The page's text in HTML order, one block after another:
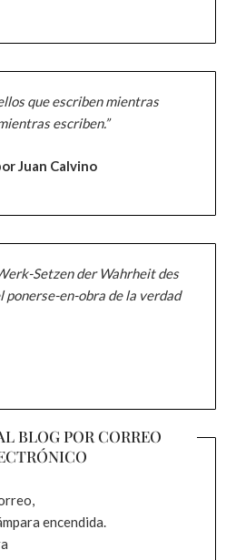
que escriben mientras
escriben.”
Juan Calvino
Setzen der Wahrheit des
ponerse-en-obra de la verdad
BLOG POR CORREO
encendida.